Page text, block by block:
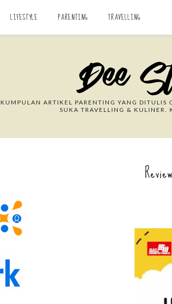
LIFESTYLE PARENTING TRAVELLING
Search
KUMPULAN ARTIKEL PARENTING YANG DITULIS
SUKA TRAVELLING & KULINER.